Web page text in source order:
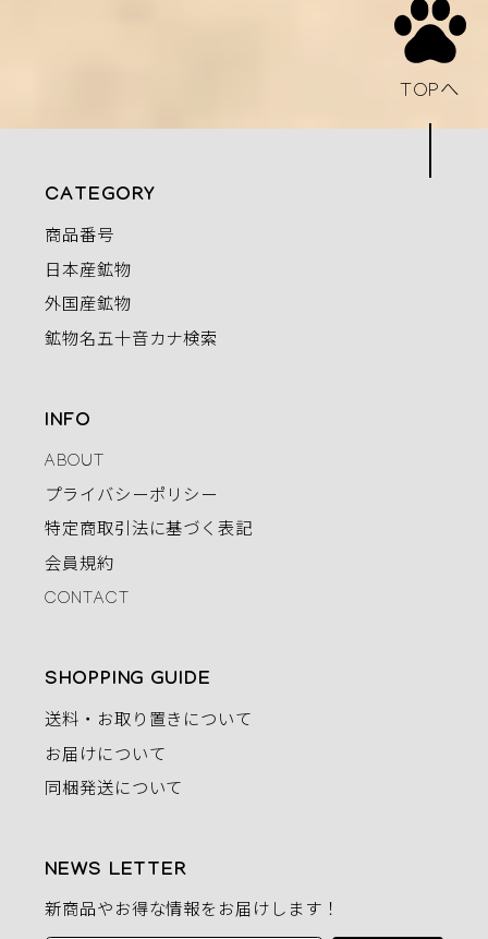
CATEGORY
商品番号
日本産鉱物
外国産鉱物
鉱物名五十音カナ検索
INFO
ABOUT
プライバシーポリシー
特定商取引法に基づく表記
会員規約
CONTACT
SHOPPING GUIDE
送料・お取り置きについて
お届けについて
同梱発送について
NEWS LETTER
新商品やお得な情報をお届けします！
TOPへ